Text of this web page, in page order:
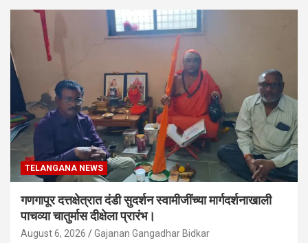
TELANGANA NEWS
गणगापूर दत्तक्षेत्रात दंडी सुदर्शन स्वामीजींच्या मार्गदर्शनाखाली
पाचव्या चातुर्मास दीक्षेला प्रारंभ।
August 6, 2026 Gajanan Gangadhar Bidkar